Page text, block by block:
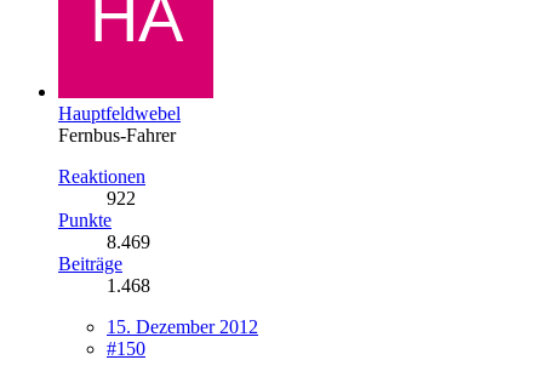
Hauptfeldwebel
Fernbus-Fahrer
Reaktionen
922
Punkte
8.469
Beiträge
1.468
15. Dezember 2012
#150